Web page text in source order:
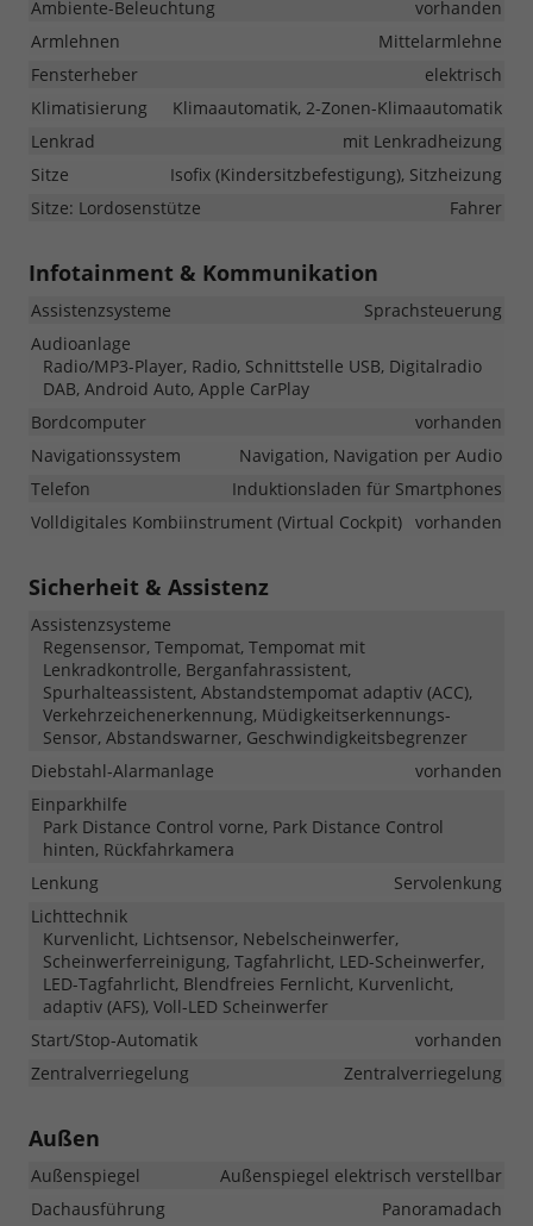
Ambiente-Beleuchtung
vorhanden
Armlehnen
Mittelarmlehne
Fensterheber
elektrisch
Klimatisierung
Klimaautomatik, 2-Zonen-Klimaautomatik
Lenkrad
mit Lenkradheizung
Sitze
Isofix (Kindersitzbefestigung), Sitzheizung
Sitze: Lordosenstütze
Fahrer
Infotainment & Kommunikation
Assistenzsysteme
Sprachsteuerung
Audioanlage
Radio/MP3-Player, Radio, Schnittstelle USB, Digitalradio
DAB, Android Auto, Apple CarPlay
Bordcomputer
vorhanden
Navigationssystem
Navigation, Navigation per Audio
Telefon
Induktionsladen für Smartphones
Volldigitales Kombiinstrument (Virtual Cockpit) vorhanden
Sicherheit & Assistenz
Assistenzsysteme
Regensensor, Tempomat, Tempomat mit
Lenkradkontrolle, Berganfahrassistent,
Spurhalteassistent, Abstandstempomat adaptiv (ACC),
Verkehrzeichenerkennung, Müdigkeitserkennungs-
Sensor, Abstandswarner, Geschwindigkeitsbegrenzer
Diebstahl-Alarmanlage
vorhanden
Einparkhilfe
Park Distance Control vorne, Park Distance Control
hinten, Rückfahrkamera
Lenkung
Servolenkung
Lichttechnik
Kurvenlicht, Lichtsensor, Nebelscheinwerfer,
Scheinwerferreinigung, Tagfahrlicht, LED-Scheinwerfer,
LED-Tagfahrlicht, Blendfreies Fernlicht, Kurvenlicht,
adaptiv (AFS), Voll-LED Scheinwerfer
Start/Stop-Automatik
vorhanden
Zentralverriegelung
Zentralverriegelung
Außen
Außenspiegel
Außenspiegel elektrisch verstellbar
Dachausführung
Panoramadach